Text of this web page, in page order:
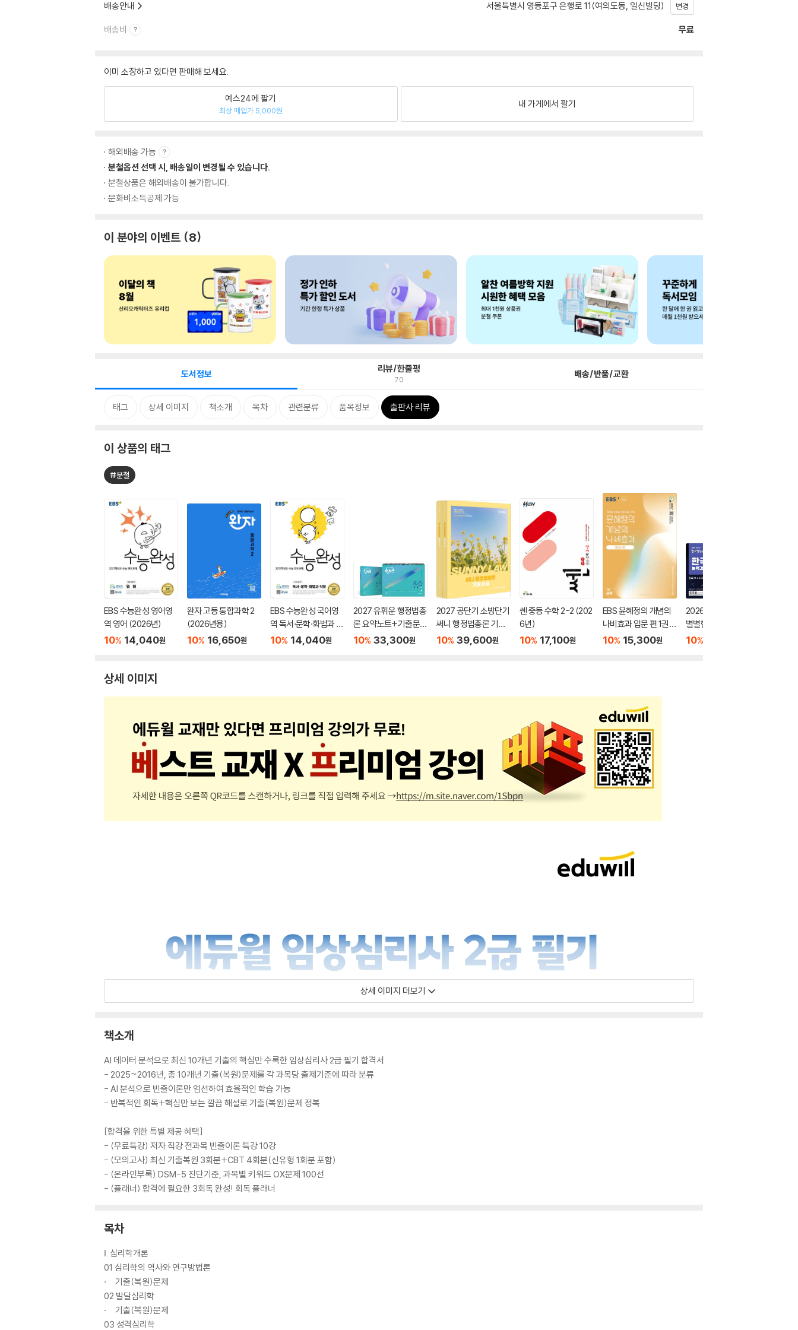
배송안내 서울특별시 영등포구 은행로 11(여의도동, 일신빌딩) 변경
배송비 무료
이미 소장하고 있다면 판매해 보세요.
예스24에 팔기
최상 매입가 5,000원
내 가게에서 팔기
해외배송 가능
분철옵션 선택 시, 배송일이 변경될 수 있습니다.
분철상품은 해외배송이 불가합니다.
문화비소득공제 가능
이 분야의 이벤트 8
도서정보 리뷰/한줄평
70 배송/반품/교환
태그 상세 이미지 책소개 목차 관련분류 품목정보 출판사 리뷰
이 상품의 태그
#분철
EBS 수능완성 영어영
역 영어 (2026년)
10% 14,040원
완자 고등 통합과학 2
(2026년용)
10% 16,650원
EBS 수능완성 국어영
역 독서·문학·화법과 작
문 (2026년)
10% 14,040원
2027 유휘운 행정법총
론 요약노트+기출문제
(요.플.)
10% 33,300원
2027 공단기 소방단기
써니 행정법총론 기본
서
10% 39,600원
쎈 중등 수학 2-2 (202
6년)
10% 17,100원
EBS 윤혜정의 개념의
나비효과 입문 편 1권
문학 (2026년용)
10% 15,300원
2026 큰별쌤 최태성의
별별한국사 한국사능
력검정시험 심화(1,2,3
10%
상세 이미지
상세 이미지 더보기
책소개
AI 데이터 분석으로 최신 10개년 기출의 핵심만 수록한 임상심리사 2급 필기 합격서
- 2025~2016년, 총 10개년 기출(복원)문제를 각 과목당 출제기준에 따라 분류
- AI 분석으로 빈출이론만 엄선하여 효율적인 학습 가능
- 반복적인 회독+핵심만 보는 깔끔 해설로 기출(복원)문제 정복
[합격을 위한 특별 제공 혜택]
- (무료특강) 저자 직강 전과목 빈출이론 특강 10강
- (모의고사) 최신 기출복원 3회분+CBT 4회분(신유형 1회분 포함)
- (온라인부록) DSM-5 진단기준, 과목별 키워드 OX문제 100선
- (플래너) 합격에 필요한 3회독 완성! 회독 플래너
목차
Ⅰ. 심리학개론
01 심리학의 역사와 연구방법론
· 기출(복원)문제
02 발달심리학
· 기출(복원)문제
03 성격심리학